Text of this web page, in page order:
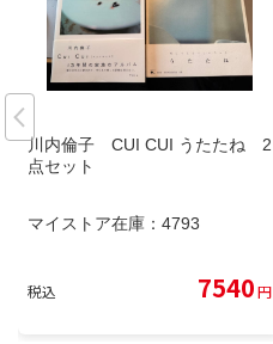
川内倫子 CUI CUI うたたね 2
点セット
マイストア在庫： 4793
税込 7540円